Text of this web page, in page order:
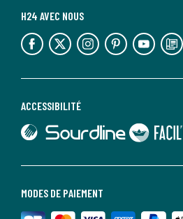
MODES DE PAIEMENT
ACCESSIBILITÉ
lien vers Sourdline
lien vers Faciliti
H24 AVEC NOUS
lien vers l'espace réseaux sociaux lien vers l'espace réseaux sociaux lien vers l'espace réseaux sociaux lien vers l'espace réseaux sociaux lien vers l'espace réseaux sociaux lien vers le blog la